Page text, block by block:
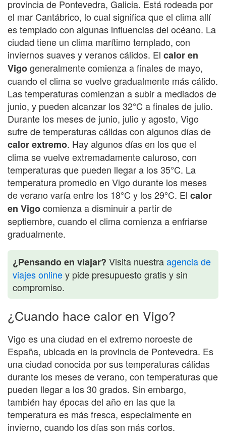
provincia de Pontevedra, Galicia. Está rodeada por
el mar Cantábrico, lo cual significa que el clima allí
es templado con algunas influencias del océano. La
ciudad tiene un clima marítimo templado, con
inviernos suaves y veranos cálidos. El calor en
Vigogeneralmente comienza a finales de mayo,
cuando el clima se vuelve gradualmente más cálido.
Las temperaturas comienzan a subir a mediados de
junio, y pueden alcanzar los 32°C a finales de julio.
Durante los meses de junio, julio y agosto, Vigo
sufre de temperaturas cálidas con algunos días de
calor extremo. Hay algunos días en los que el
clima se vuelve extremadamente caluroso, con
temperaturas que pueden llegar a los 35°C. La
temperatura promedio en Vigo durante los meses
de verano varía entre los 18°C y los 29°C. El calor
en Vigocomienza a disminuir a partir de
septiembre, cuando el clima comienza a enfriarse
gradualmente.
¿Pensando en viajar? Visita nuestraagencia de
viajes onliney pide presupuesto gratis y sin
compromiso.
¿Cuando hace calor en Vigo?
Vigo es una ciudad en el extremo noroeste de
España, ubicada en la provincia de Pontevedra. Es
una ciudad conocida por sus temperaturas cálidas
durante los meses de verano, con temperaturas que
pueden llegar a los 30 grados. Sin embargo,
también hay épocas del año en las que la
temperatura es más fresca, especialmente en
invierno, cuando los días son más cortos.